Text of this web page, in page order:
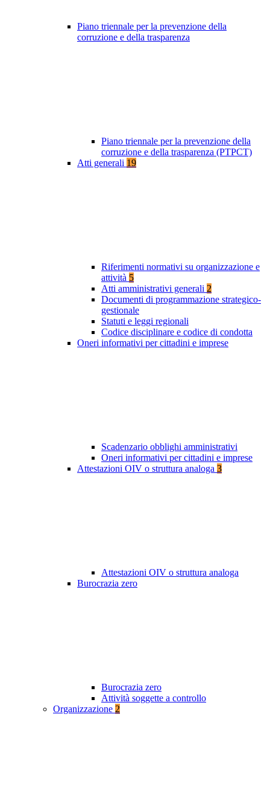
Piano triennale per la prevenzione della
corruzione e della trasparenza
Piano triennale per la prevenzione della
corruzione e della trasparenza (PTPCT)
Atti generali 19
Riferimenti normativi su organizzazione e
attività 5
Atti amministrativi generali 2
Documenti di programmazione strategico-
gestionale
Statuti e leggi regionali
Codice disciplinare e codice di condotta
Oneri informativi per cittadini e imprese
Scadenzario obblighi amministrativi
Oneri informativi per cittadini e imprese
Attestazioni OIV o struttura analoga 3
Attestazioni OIV o struttura analoga
Burocrazia zero
Burocrazia zero
Attività soggette a controllo
Organizzazione 2